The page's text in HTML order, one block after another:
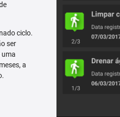
ciclo.
ser
uma
a